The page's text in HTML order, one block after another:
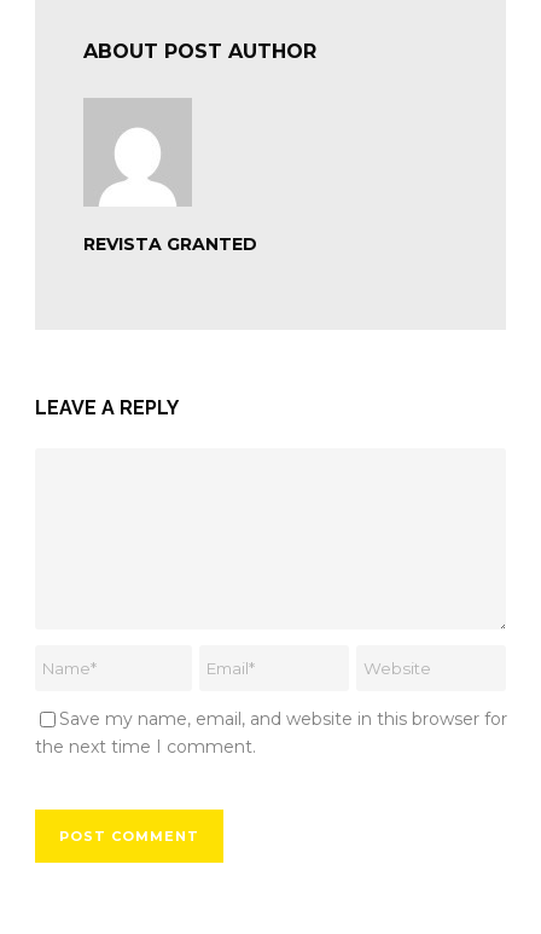
ABOUT POST AUTHOR
REVISTA GRANTED
LEAVE A REPLY
Save my name, email, and website in this browser for
the next time I comment.